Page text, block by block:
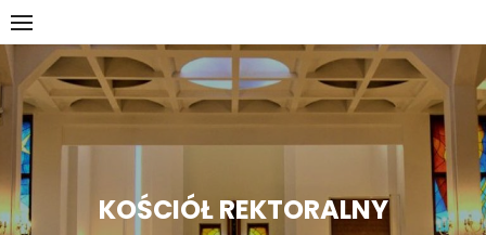
Skip
to
content
KOŚCIÓŁ REKTORALNY